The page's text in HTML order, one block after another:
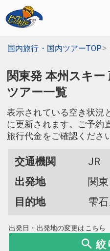
国内旅行・国内ツアーTOP
関東発 本州スキー
ツアー一覧
表示されている空き状況
に更新されます。ご予約
旅行代金をご確認くださ
交通機関
JR
出発地
関東
目的地
雫
出発日・出発地の変更はこちら
絞